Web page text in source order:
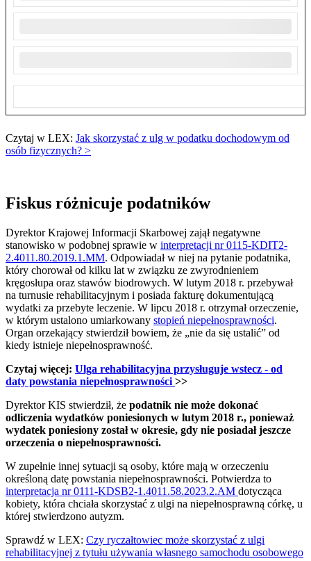
Czytaj w LEX: Jak skorzystać z ulg w podatku dochodowym od
osób fizycznych? >
Fiskus różnicuje podatników
Dyrektor Krajowej Informacji Skarbowej zajął negatywne
stanowisko w podobnej sprawie w interpretacji nr 0115-KDIT2-
2.4011.80.2019.1.MM. Odpowiadał w niej na pytanie podatnika,
który chorował od kilku lat w związku ze zwyrodnieniem
kręgosłupa oraz stawów biodrowych. W lutym 2018 r. przebywał
na turnusie rehabilitacyjnym i posiada fakturę dokumentującą
wydatki za przebyte leczenie. W lipcu 2018 r. otrzymał orzeczenie,
w którym ustalono umiarkowany stopień niepełnosprawności.
Organ orzekający stwierdził bowiem, że „nie da się ustalić” od
kiedy istnieje niepełnosprawność.
Czytaj więcej: ​ Ulga rehabilitacyjna przysługuje wstecz - od
daty powstania niepełnosprawności >>
Dyrektor KIS stwierdził, że podatnik nie może dokonać
odliczenia wydatków poniesionych w lutym 2018 r., ponieważ
wydatek poniesiony został w okresie, gdy nie posiadał jeszcze
orzeczenia o niepełnosprawności.
W zupełnie innej sytuacji są osoby, które mają w orzeczeniu
określoną datę powstania niepełnosprawności. Potwierdza to
interpretacja nr 0111-KDSB2-1.4011.58.2023.2.AM dotycząca
kobiety, która chciała skorzystać z ulgi na niepełnosprawną córkę, u
której stwierdzono autyzm.
Sprawdź w LEX: Czy ryczałtowiec może skorzystać z ulgi
rehabilitacyjnej z tytułu używania własnego samochodu osobowego